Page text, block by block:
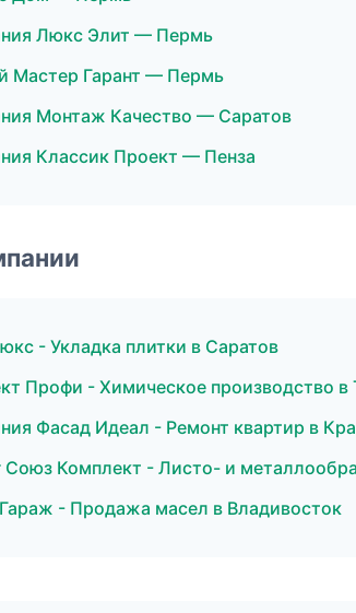
Люкс Элит — Пермь
Мастер Гарант — Пермь
Монтаж Качество — Саратов
Классик Проект — Пенза
- Укладка плитки в Саратов
Профи - Химическое производство в
Фасад Идеал - Ремонт квартир в
Комплект - Листо- и
- Продажа масел в Владивосток